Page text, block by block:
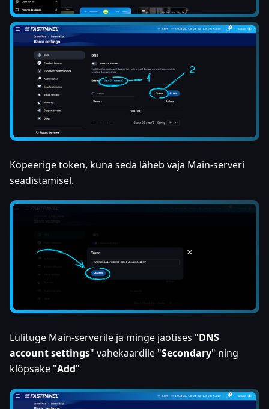
Kopeerige token, kuna seda läheb vaja Main-serveri
seadistamisel.
Lülituge Main-serverile ja minge jaotises "DNS
account settings" vahekaardile "Secondary" ning
klõpsake "Add"